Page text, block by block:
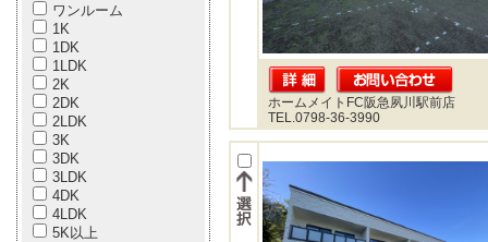
ワンルーム
1K
1DK
1LDK
2K
2DK
2LDK
3K
3DK
3LDK
4DK
4LDK
5K以上
ホームメイトFC阪急夙川駅前店
TEL.0798-36-3990